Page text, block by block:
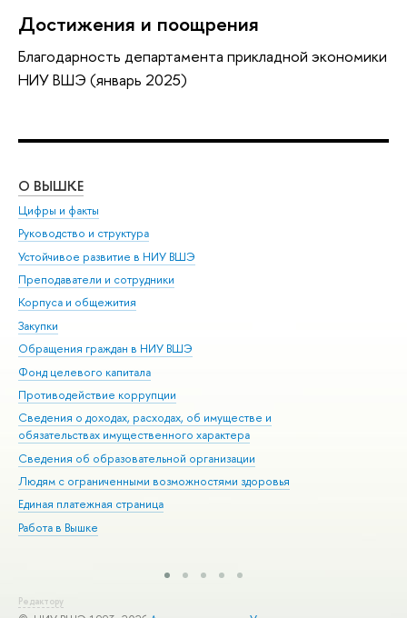
Достижения и поощрения
Благодарность департамента прикладной экономики
НИУ ВШЭ (январь 2025)
О ВЫШКЕ
Цифры и факты
Руководство и структура
Устойчивое развитие в НИУ ВШЭ
Преподаватели и сотрудники
Корпуса и общежития
Закупки
Обращения граждан в НИУ ВШЭ
Фонд целевого капитала
Противодействие коррупции
Сведения о доходах, расходах, об имуществе и
обязательствах имущественного характера
Сведения об образовательной организации
Людям с ограниченными возможностями здоровья
Единая платежная страница
Работа в Вышке
Редактору